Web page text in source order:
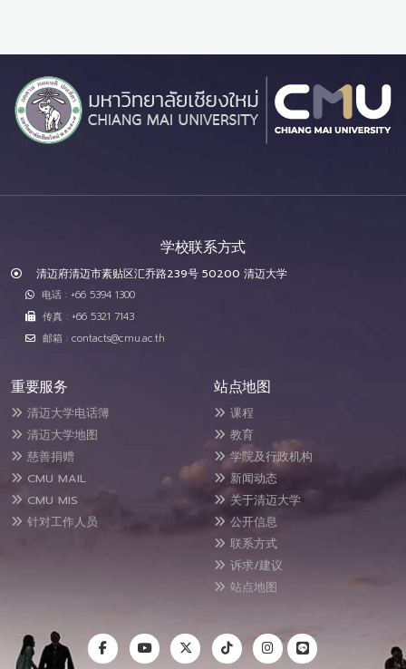
学校联系方式
清迈府清迈市素贴区汇乔路239号 50200 清迈大学
电话 : +66 5394 1300
传真 : +66 5321 7143
邮箱 : contacts@cmu.ac.th
重要服务
清迈大学电话簿
清迈大学地图
慈善捐赠
CMU MAIL
CMU MIS
针对工作人员
站点地图
课程
教育
学院及行政机构
新闻动态
关于清迈大学
公开信息
联系方式
诉求/建议
站点地图